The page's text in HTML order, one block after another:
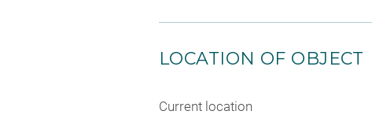
LOCATION OF OBJECT
Current location